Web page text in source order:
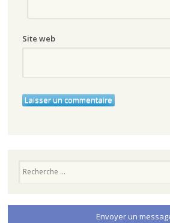
Site web
Envoyer un